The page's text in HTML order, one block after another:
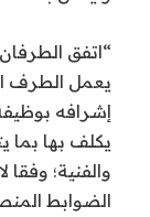
“اتفق
يعمل الطرف
إشرافه
يكلف بها بما
والفنية؛
الضوابط